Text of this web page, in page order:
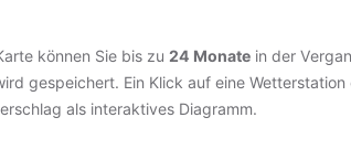
können Sie bis zu 24 Monate in der
gespeichert. Ein Klick auf eine
als interaktives Diagramm.